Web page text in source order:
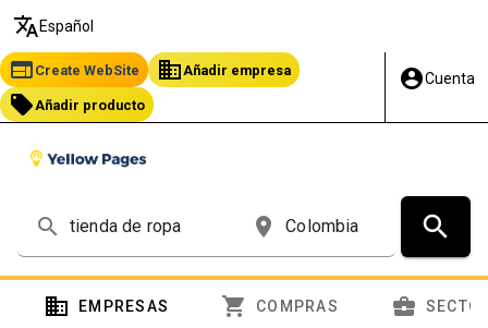
translate Español
web Create WebSite business Añadir empresa
local_offer Añadir producto
account_circleCuenta
search place search
domain EMPRESAS shopping_cart COMPRAS business_center